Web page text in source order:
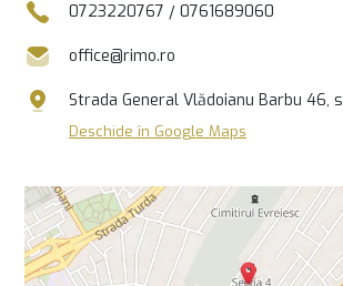
0723220767 / 0761689060
office@rimo.ro
Strada General Vlădoianu Barbu 46,
Deschide în Google Maps